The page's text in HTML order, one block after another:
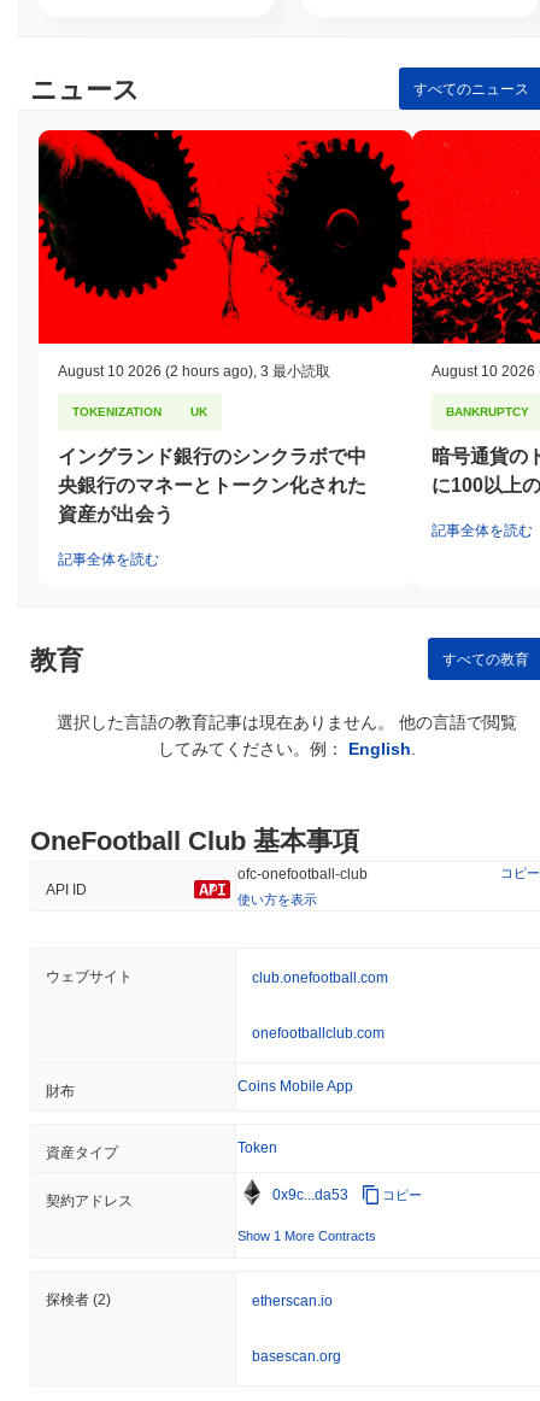
ニュース すべてのニュース
August 10 2026 (2 hours ago), 3 最小読取
TOKENIZATION UK
イングランド銀行のシンクラボで中
央銀行のマネーとトークン化された
資産が出会う
記事全体を読む
August 10 2026
BANKRUPTCY
暗号通貨の
に100以上
記事全体を読む
教育 すべての教育
選択した言語の教育記事は現在ありません。 他の言語で閲覧
してみてください。例： English
OneFootball Club 基本事項
API ID
ofc-onefootball-club
コピー
使い方を表示
ウェブサイト club.onefootball.com
onefootballclub.com
財布 Coins Mobile App
資産タイプ Token
契約アドレス 0x9c...da53 コピー
Show 1 More Contracts
探検者 (2) etherscan.io
basescan.org